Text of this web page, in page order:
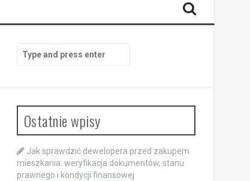
for:
Ostatnie wpisy
Jak sprawdzić dewelopera przed zakupem
mieszkania: weryfikacja dokumentów, stanu
prawnego i kondycji finansowej